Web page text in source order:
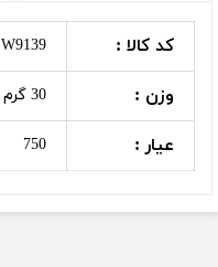
کد کالا : W9139
وزن : 30 گرم
عیار : 750